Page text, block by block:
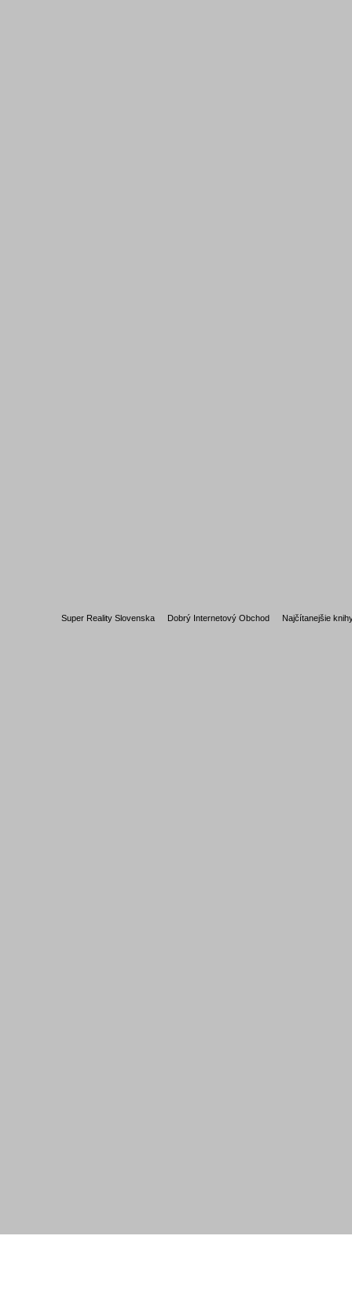
Super Reality Slovenska Dobrý Internetový Obchod Najčítanejšie